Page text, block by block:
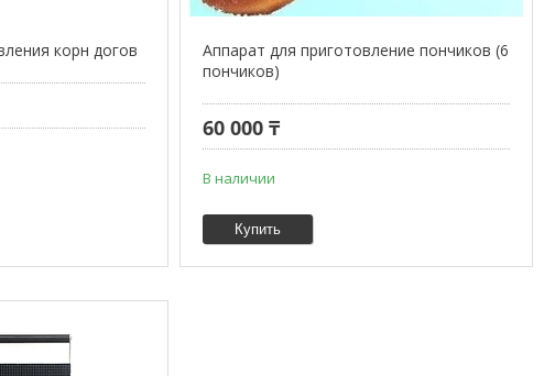
корн догов
Аппарат для приготовление пончиков (6
пончиков)
60 000 ₸
В наличии
Купить